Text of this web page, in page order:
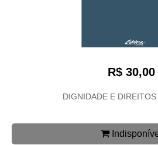
R$ 30,00
DIGNIDADE E